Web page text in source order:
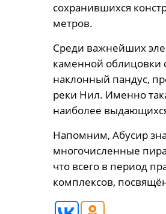
сохранившихся
метров.
Среди важнейших
каменной облицовки
наклонный пандус,
реки Нил. Именно
наиболее
Напомним, Абусир
многочисленные
что всего в период
комплексов,